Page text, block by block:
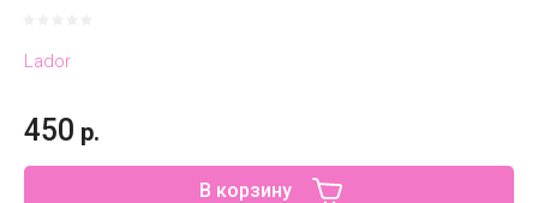
Lador
450 р.
В корзину